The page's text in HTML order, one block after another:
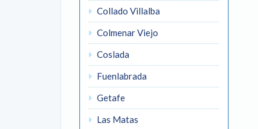
Collado Villalba
Colmenar Viejo
Coslada
Fuenlabrada
Getafe
Las Matas